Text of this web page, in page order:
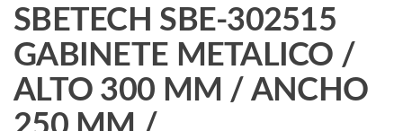
MM
/
PROFUNDIDAD
MM
grado
SBETECH SBE-302515
GABINETE METALICO /
ALTO 300 MM / ANCHO